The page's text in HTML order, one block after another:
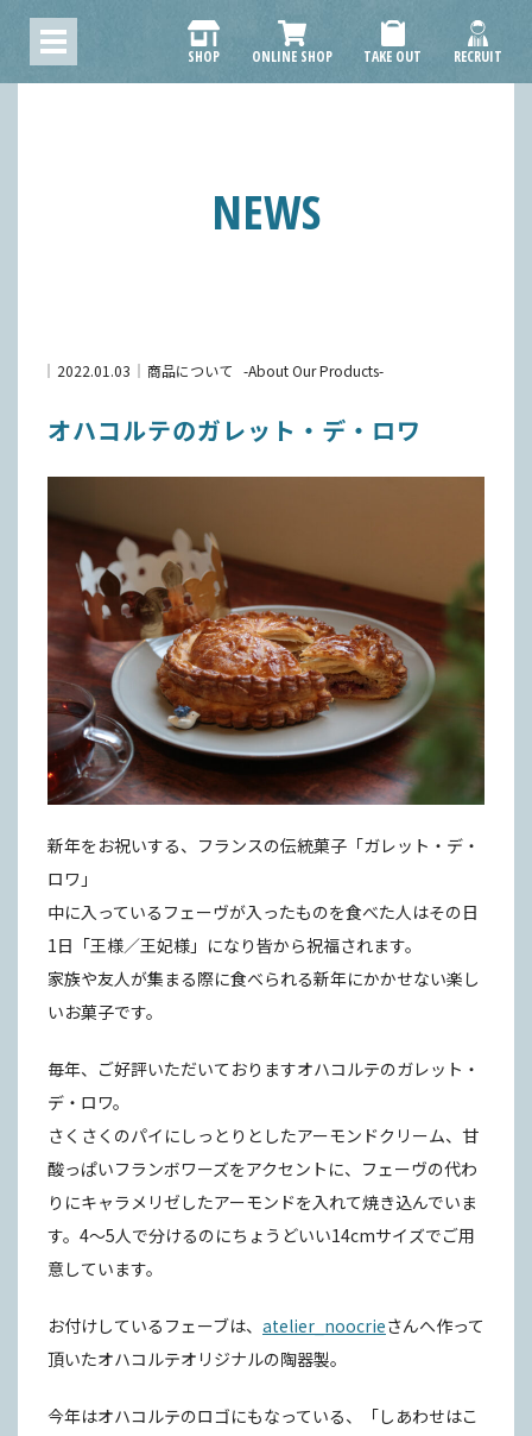
SHOP ONLINE SHOP TAKE OUT RECRUIT
NEWS
2022.01.03 商品について About Our Products
オハコルテのガレット・デ・ロワ
新年をお祝いする、フランスの伝統菓子「ガレット・デ・
ロワ」
中に入っているフェーヴが入ったものを食べた人はその日
1日「王様／王妃様」になり皆から祝福されます。
家族や友人が集まる際に食べられる新年にかかせない楽し
いお菓子です。
毎年、ご好評いただいておりますオハコルテのガレット・
デ・ロワ。
さくさくのパイにしっとりとしたアーモンドクリーム、甘
酸っぱいフランボワーズをアクセントに、フェーヴの代わ
りにキャラメリゼしたアーモンドを入れて焼き込んでいま
す。4〜5人で分けるのにちょうどいい14cmサイズでご用
意しています。
お付けしているフェーブは、 atelier_noocrieさんへ作って
頂いたオハコルテオリジナルの陶器製。
今年はオハコルテのロゴにもなっている、「しあわせはこ